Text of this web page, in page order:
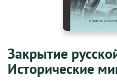
Закрытие
Исторические